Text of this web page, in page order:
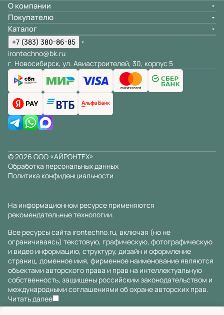
О компании
Покупателю
Каталог
+7 (383) 380-86-85
irontechno@bk.ru
г. Новосибирск, ул. Авиастроителей, 30, корпус 5
© 2026 ООО «АЙРОНТЕХ»
Обработка персональных данных
Политика конфиденциальности
На информационном ресурсе применяются
рекомендательные технологии.
Все ресурсы сайта irontechno.ru, включая (но не
ограничиваясь) текстовую, графическую, фотографическую
и видео информацию, структуру, дизайн и оформление
страниц, доменное имя, фирменное наименование являются
объектами авторского права и прав на интеллектуальную
собственность, защищены российским законодательством и
международными соглашениями об охране авторских прав.
Читать далее